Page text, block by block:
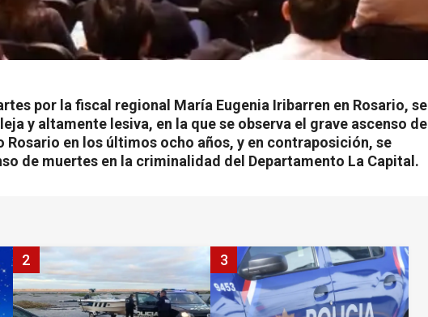
por la fiscal regional María Eugenia Iribarren en Rosario, se
y altamente lesiva, en la que se observa el grave ascenso de
Rosario en los últimos ocho años, y en contraposición, se
de muertes en la criminalidad del Departamento La Capital.
2 3